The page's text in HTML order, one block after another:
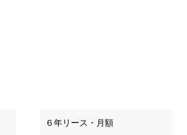
６年リース・月額